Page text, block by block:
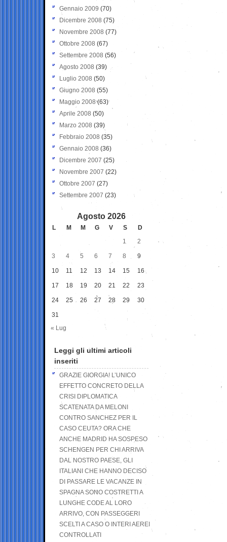
Gennaio 2009 (70)
Dicembre 2008 (75)
Novembre 2008 (77)
Ottobre 2008 (67)
Settembre 2008 (56)
Agosto 2008 (39)
Luglio 2008 (50)
Giugno 2008 (55)
Maggio 2008(63)
Aprile 2008 (50)
Marzo 2008 (39)
Febbraio 2008 (35)
Gennaio 2008 (36)
Dicembre 2007 (25)
Novembre 2007 (22)
Ottobre 2007 (27)
Settembre 2007 (23)
Agosto 2026
L M M G V S
D
1
2
3 4 5 6 7 8 9
10 11 12 13 14 15 16
17 18 19 20 21 22 23
24 25 26 27 28 29 30
31
« Lug
Leggi gli ultimi articoli
inseriti
GRAZIE GIORGIA! L’UNICO
EFFETTO CONCRETO DELLA
CRISI DIPLOMATICA
SCATENATA DA MELONI
CONTRO SANCHEZ PER IL
CASO CEUTA? ORA CHE
ANCHE MADRID HA SOSPESO
SCHENGEN PER CHI ARRIVA
DAL NOSTRO PAESE, GLI
ITALIANI CHE HANNO DECISO
DI PASSARE LE VACANZE IN
SPAGNA SONO COSTRETTI A
LUNGHE CODE AL LORO
ARRIVO, CON PASSEGGERI
SCELTI A CASO O INTERI AEREI
CONTROLLATI